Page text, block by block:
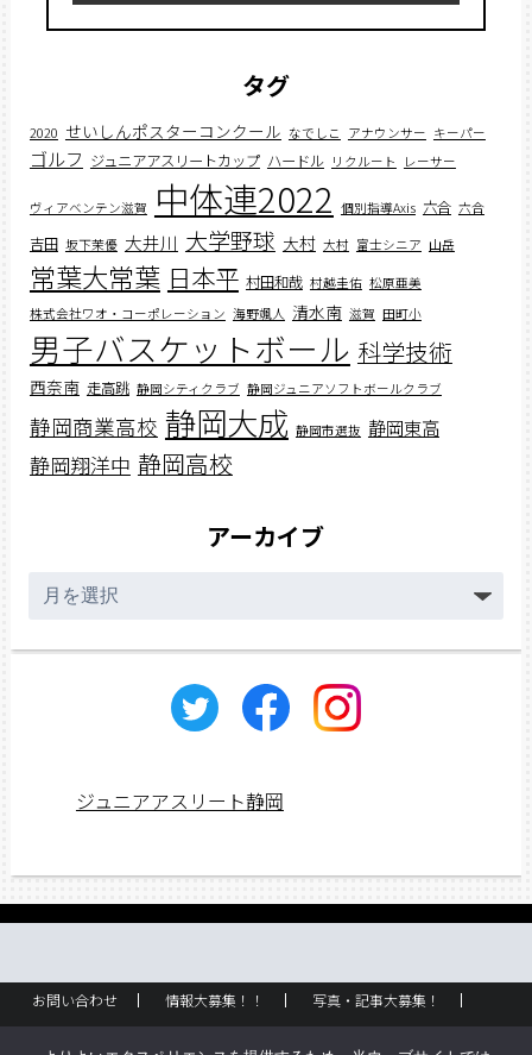
タグ
2020 せいしんポスターコンクール なでしこ アナウンサー キーパー
ゴルフ ジュニアアスリートカップ ハードル リクルート レーサー
ヴィアベンテン滋賀 中体連2022 個別指導Axis 六合 六合
吉田 坂下茉優 大井川 大学野球 大村 大村 富士シニア 山岳
常葉大常葉 日本平 村田和哉 村越圭佑 松原亜美
株式会社ワオ・コーポレーション 海野颯人 清水南 滋賀 田町小
男子バスケットボール 科学技術
西奈南 走高跳 静岡シティクラブ 静岡ジュニアソフトボールクラブ
静岡商業高校 静岡大成 静岡市選抜 静岡東高
静岡翔洋中 静岡高校
アーカイブ
ー
ジュニアアスリート静岡
お問い合わせ 情報大募集！！
写真・記事大募集！